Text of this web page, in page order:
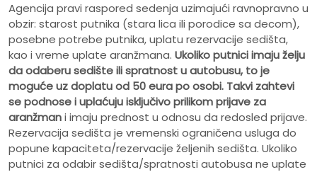
Agencija pravi raspored sedenja uzimajući ravnopravno u
obzir: starost putnika (stara lica ili porodice sa decom),
posebne potrebe putnika, uplatu rezervacije sedišta,
kao i vreme uplate aranžmana. Ukoliko putnici imaju želju
da odaberu sedište ili spratnost u autobusu, to je
moguće uz doplatu od 50 eura po osobi. Takvi zahtevi
se podnose i uplaćuju isključivo prilikom prijave za
aranžmani imaju prednost u odnosu da redosled prijave.
Rezervacija sedišta je vremenski ograničena usluga do
popune kapaciteta/rezervacije željenih sedišta. Ukoliko
putnici za odabir sedišta/spratnosti autobusa ne uplate